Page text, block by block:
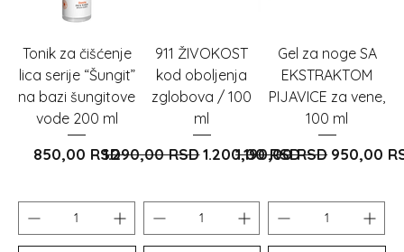
Tonik za čišćenje
lica serije “Šungit”
na bazi šungitove
vode 200 ml
Cijena
850,00 RSD
911 ŽIVOKOST
kod oboljenja
zglobova / 100
ml
Redovna cijena
1.290,00 RSDCijena s popustom
1.200,00 RSD
Gel za noge SA
EKSTRAKTOM
PIJAVICE za vene,
100 ml
Redovna cijena
1.190,00 RSD Cijena s
950,00